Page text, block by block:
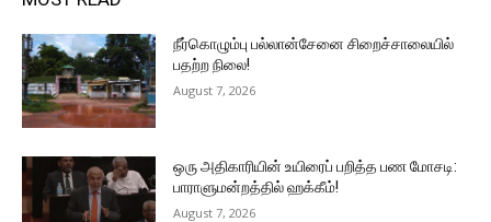
நீர்கொழும்பு பல்லான்சேனை சிறைச்சாலையில்
பதற்ற நிலை!
August 7, 2026
ஒரு அதிகாரியின் உயிரைப் பறித்த பண மோசடி:
பாராளுமன்றத்தில் ஹக்கீம்!
August 7, 2026